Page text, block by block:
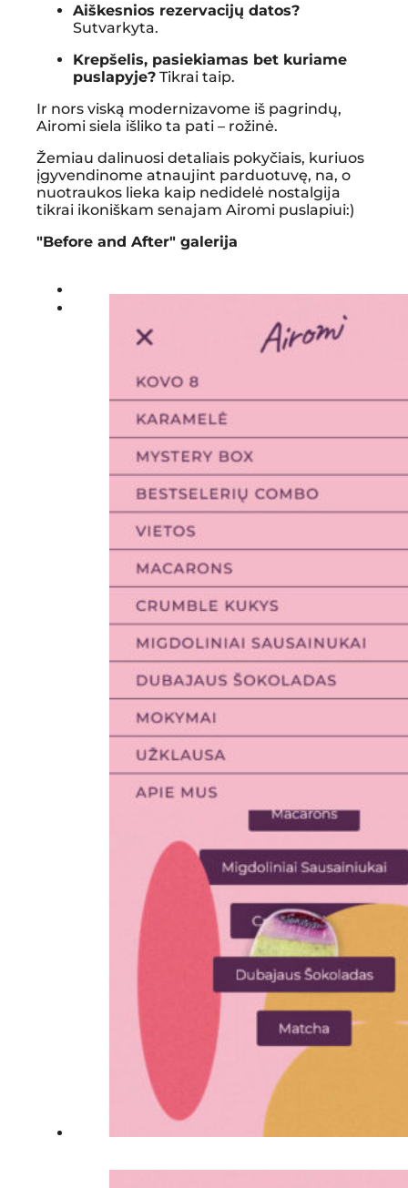
Aiškesnios rezervacijų datos?
Sutvarkyta.
Krepšelis, pasiekiamas bet kuriame
puslapyje? Tikrai taip.
Ir nors viską modernizavome iš pagrindų,
Airomi siela išliko ta pati – rožinė.
Žemiau dalinuosi detaliais pokyčiais, kuriuos
įgyvendinome atnaujint parduotuvę, na, o
nuotraukos lieka kaip nedidelė nostalgija
tikrai ikoniškam senajam Airomi puslapiui:)
"Before and After" galerija